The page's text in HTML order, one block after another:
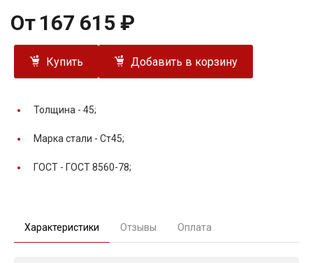
От 167 615 ₽
Купить Добавить в корзину
Толщина - 45;
Марка стали - Ст45;
ГОСТ - ГОСТ 8560-78;
Характеристики Отзывы Оплата